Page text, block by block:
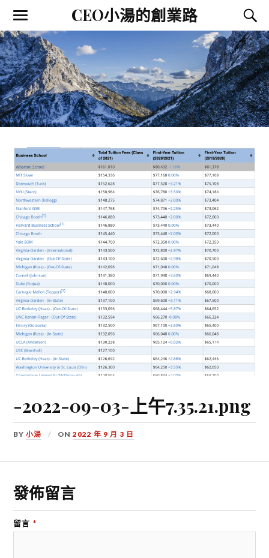
CEO小湯的創業路
-2022-09-03-上午7.35.21.png
BY小湯 ON2022 年 9 月 3 日
發佈留言
留言 *